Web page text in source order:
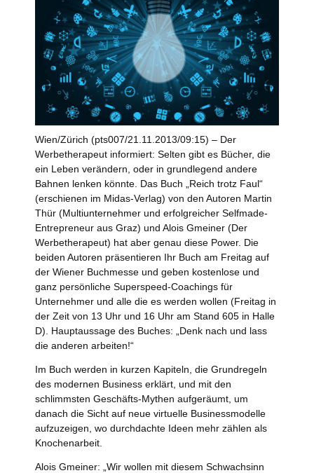
Wien/Zürich (pts007/21.11.2013/09:15) – Der
Werbetherapeut informiert: Selten gibt es Bücher, die
ein Leben verändern, oder in grundlegend andere
Bahnen lenken könnte. Das Buch „Reich trotz Faul“
(erschienen im Midas-Verlag) von den Autoren Martin
Thür (Multiunternehmer und erfolgreicher Selfmade-
Entrepreneur aus Graz) und Alois Gmeiner (Der
Werbetherapeut) hat aber genau diese Power. Die
beiden Autoren präsentieren Ihr Buch am Freitag auf
der Wiener Buchmesse und geben kostenlose und
ganz persönliche Superspeed-Coachings für
Unternehmer und alle die es werden wollen (Freitag in
der Zeit von 13 Uhr und 16 Uhr am Stand 605 in Halle
D). Hauptaussage des Buches: „Denk nach und lass
die anderen arbeiten!“
Im Buch werden in kurzen Kapiteln, die Grundregeln
des modernen Business erklärt, und mit den
schlimmsten Geschäfts-Mythen aufgeräumt, um
danach die Sicht auf neue virtuelle Businessmodelle
aufzuzeigen, wo durchdachte Ideen mehr zählen als
Knochenarbeit.
Alois Gmeiner: „Wir wollen mit diesem Schwachsinn